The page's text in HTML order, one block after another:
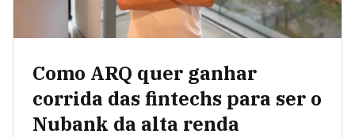
Como ARQ quer ganhar
corrida das fintechs para ser o
Nubank da alta renda